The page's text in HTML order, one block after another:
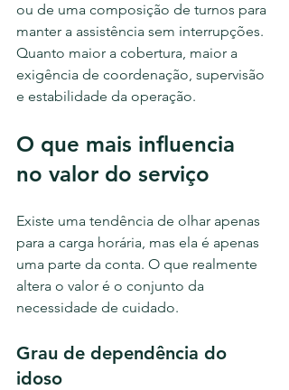
ou de uma composição de turnos para
manter a assistência sem interrupções.
Quanto maior a cobertura, maior a
exigência de coordenação, supervisão
e estabilidade da operação.
O que mais influencia
no valor do serviço
Existe uma tendência de olhar apenas
para a carga horária, mas ela é apenas
uma parte da conta. O que realmente
altera o valor é o conjunto da
necessidade de cuidado.
Grau de dependência do
idoso